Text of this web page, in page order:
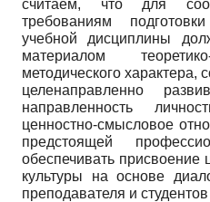
считаем, что для
требованиям
учебной дисциплины
материалом
методического
целенаправленно
направленность
ценностно-смысловое
предстоящей
обеспечивать присвоение
культуры на основе
преподавателя и студентов